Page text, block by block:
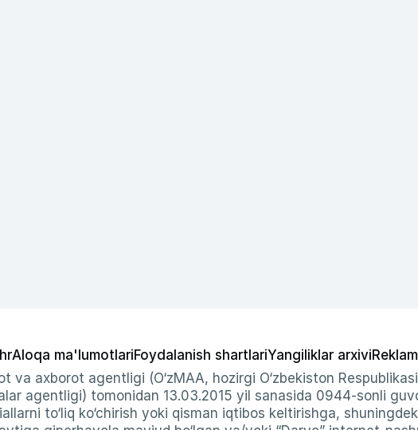
Aloqa ma'lumotlariFoydalanish shartlariYangiliklar arxivi
va axborot agentligi (O‘zMAA, hozirgi O‘zbekiston
agentligi) tomonidan 13.03.2015 yil sanasida 0944-sonli
to‘liq ko‘chirish yoki qisman iqtibos keltirishga,